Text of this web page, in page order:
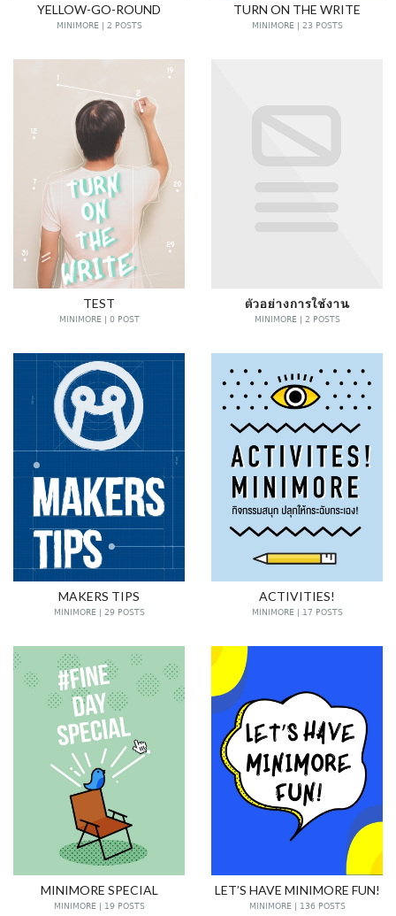
YELLOW-GO-ROUND
MINIMORE | 2 POSTS
TURN ON THE WRITE
MINIMORE | 23 POSTS
TEST
MINIMORE | 0 POST
ตัวอย่างการใช้งาน
MINIMORE | 2 POSTS
MAKERS TIPS
MINIMORE | 29 POSTS
ACTIVITIES!
MINIMORE | 17 POSTS
MINIMORE SPECIAL
MINIMORE | 19 POSTS
LET’S HAVE MINIMORE FUN!
MINIMORE | 136 POSTS